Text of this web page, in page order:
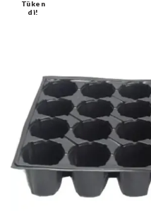
Tüken
Di!